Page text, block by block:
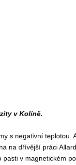
v Kolíně.
s negativní teplotou.
na dřívější práci
v magnetickém